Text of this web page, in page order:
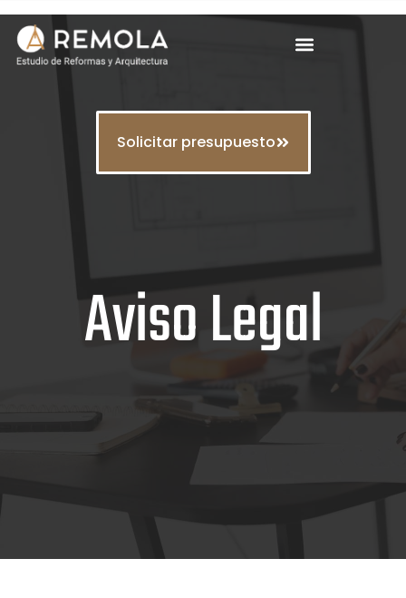
Solicitar presupuesto
Aviso Legal